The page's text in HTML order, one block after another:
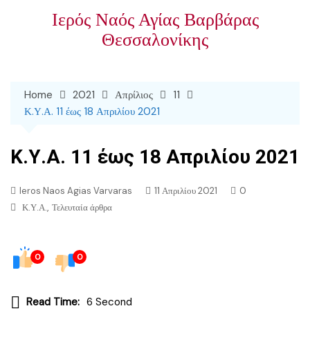
Ιερός Ναός Αγίας Βαρβάρας
Θεσσαλονίκης
Home 2021 Απρίλιος
11
Κ.Υ.Α. 11 έως 18 Απριλίου 2021
Κ.Υ.Α. 11 έως 18 Απριλίου 2021
Ieros Naos Agias Varvaras 11 Απριλίου 2021
0
Κ.Υ.Α., Τελευταία άρθρα
0 0
Read Time: 6 Second